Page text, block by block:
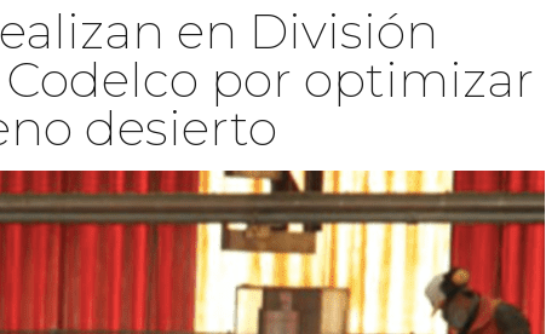
en División
por optimizar
desierto